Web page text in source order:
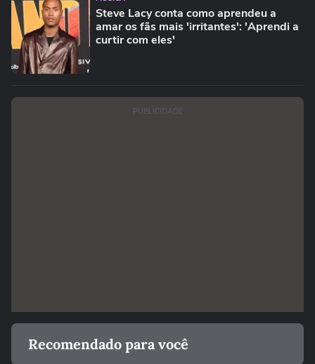
Steve Lacy conta como aprendeu a
amar os fãs mais 'irritantes': 'Aprendi a
curtir com eles'
PUBLICIDADE
Recomendado para você